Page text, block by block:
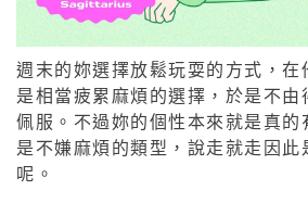
週末的妳選擇放鬆玩耍的方式，在
是相當疲累麻煩的選擇，於是不由
佩服。不過妳的個性本來就是真的
是不嫌麻煩的類型，說走就走因此
呢。